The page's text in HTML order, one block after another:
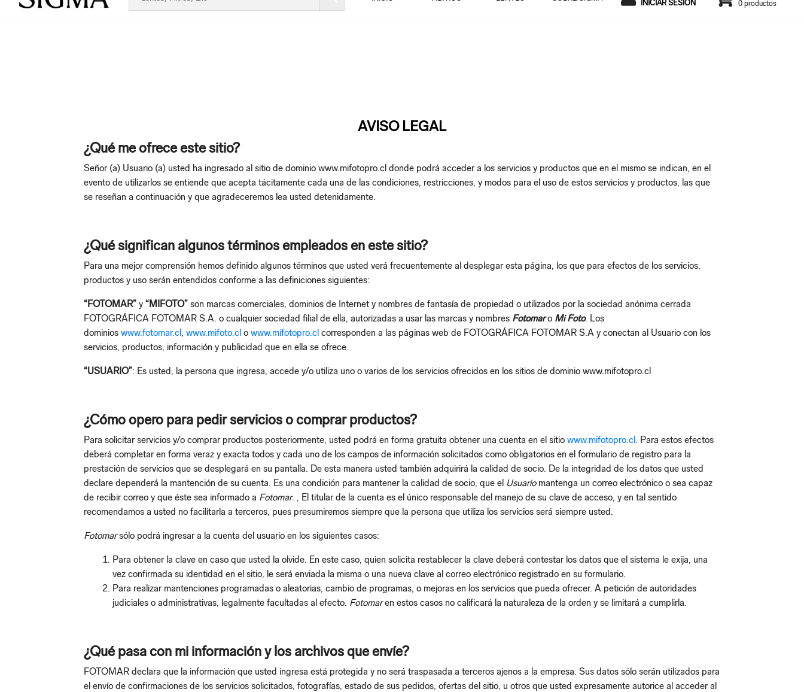
INICIAR SESIÓN 0 productos
AVISO LEGAL
¿Qué me ofrece este sitio?
Señor (a) Usuario (a) usted ha ingresado al sitio de dominio www.mifotopro.cl donde podrá acceder a los servicios y productos que en el mismo se indican, en el
evento de utilizarlos se entiende que acepta tácitamente cada una de las condiciones, restricciones, y modos para el uso de estos servicios y productos, las que
se reseñan a continuación y que agradeceremos lea usted detenidamente.
¿Qué significan algunos términos empleados en este sitio?
Para una mejor comprensión hemos definido algunos términos que usted verá frecuentemente al desplegar esta página, los que para efectos de los servicios,
productos y uso serán entendidos conforme a las definiciones siguientes:
“FOTOMAR” y“MIFOTO” son marcas comerciales, dominios de Internet y nombres de fantasía de propiedad o utilizados por la sociedad anónima cerrada
FOTOGRÁFICA FOTOMAR S.A. o cualquier sociedad filial de ella, autorizadas a usar las marcas y nombres Fotomaro Mi Foto. Los
dominioswww.fotomar.cl,www.mifoto.cl owww.mifotopro.cl corresponden a las páginas web de FOTOGRÁFICA FOTOMAR S.A y conectan al Usuario con los
servicios, productos, información y publicidad que en ella se ofrece.
“USUARIO”: Es usted, la persona que ingresa, accede y/o utiliza uno o varios de los servicios ofrecidos en los sitios de dominio www.mifotopro.cl
¿Cómo opero para pedir servicios o comprar productos?
Para solicitar servicios y/o comprar productos posteriormente, usted podrá en forma gratuita obtener una cuenta en el sitiowww.mifotopro.cl. Para estos efectos
deberá completar en forma veraz y exacta todos y cada uno de los campos de información solicitados como obligatorios en el formulario de registro para la
prestación de servicios que se desplegará en su pantalla. De esta manera usted también adquirirá la calidad de socio. De la integridad de los datos que usted
declare dependerá la mantención de su cuenta. Es una condición para mantener la calidad de socio, que el Usuariomantenga un correo electrónico o sea capaz
de recibir correo y que éste sea informado a Fotomar. , El titular de la cuenta es el único responsable del manejo de su clave de acceso, y en tal sentido
recomendamos a usted no facilitarla a terceros, pues presumiremos siempre que la persona que utiliza los servicios será siempre usted.
Fotomarsólo podrá ingresar a la cuenta del usuario en los siguientes casos:
Para obtener la clave en caso que usted la olvide. En este caso, quien solicita restablecer la clave deberá contestar los datos que el sistema le exija, una
vez confirmada su identidad en el sitio, le será enviada la misma o una nueva clave al correo electrónico registrado en su formulario.
Para realizar mantenciones programadas o aleatorias, cambio de programas, o mejoras en los servicios que pueda ofrecer. A petición de autoridades
judiciales o administrativas, legalmente facultadas al efecto. Fotomaren estos casos no calificará la naturaleza de la orden y se limitará a cumplirla.
¿Qué pasa con mi información y los archivos que envíe?
FOTOMAR declara que la información que usted ingresa está protegida y no será traspasada a terceros ajenos a la empresa. Sus datos sólo serán utilizados para
el envío de confirmaciones de los servicios solicitados, fotografías, estado de sus pedidos, ofertas del sitio, u otros que usted expresamente autorice al acceder al